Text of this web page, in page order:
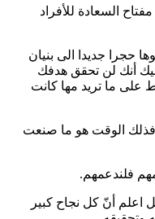
السعادة للأفراد
جديدا الى بنيان
أنك لن تحقق هدفك
على ما تريد مها كانت
فذلك الوقت هو ما صنعت
فلندعمهم.
أنّ كل نجاح كبير